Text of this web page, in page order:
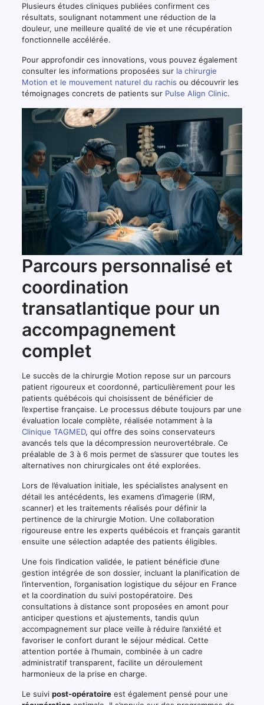
Plusieurs études cliniques publiées confirment ces
résultats, soulignant notamment une réduction de la
douleur, une meilleure qualité de vie et une récupération
fonctionnelle accélérée.
Pour approfondir ces innovations, vous pouvez également
consulter les informations proposées sur la chirurgie
Motion et le mouvement naturel du rachis ou découvrir les
témoignages concrets de patients sur Pulse Align Clinic.
Parcours personnalisé et
coordination
transatlantique pour un
accompagnement
complet
Le succès de la chirurgie Motion repose sur un parcours
patient rigoureux et coordonné, particulièrement pour les
patients québécois qui choisissent de bénéficier de
l’expertise française. Le processus débute toujours par une
évaluation locale complète, réalisée notamment à la
Clinique TAGMED, qui offre des soins conservateurs
avancés tels que la décompression neurovertébrale. Ce
préalable de 3 à 6 mois permet de s’assurer que toutes les
alternatives non chirurgicales ont été explorées.
Lors de l’évaluation initiale, les spécialistes analysent en
détail les antécédents, les examens d’imagerie (IRM,
scanner) et les traitements réalisés pour définir la
pertinence de la chirurgie Motion. Une collaboration
rigoureuse entre les experts québécois et français garantit
ensuite une sélection adaptée des patients éligibles.
Une fois l’indication validée, le patient bénéficie d’une
gestion intégrée de son dossier, incluant la planification de
l’intervention, l’organisation logistique du séjour en France
et la coordination du suivi postopératoire. Des
consultations à distance sont proposées en amont pour
anticiper questions et ajustements, tandis qu’un
accompagnement sur place veille à réduire l’anxiété et
favoriser le confort durant le séjour médical. Cette
attention portée à l’humain, combinée à un cadre
administratif transparent, facilite un déroulement
harmonieux de la prise en charge.
Le suivi post-opératoireest également pensé pour une